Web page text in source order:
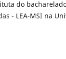
do
- LEA-MSI na